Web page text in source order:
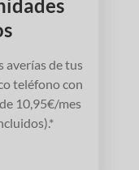
averías de tus
teléfono con
10,95€/mes